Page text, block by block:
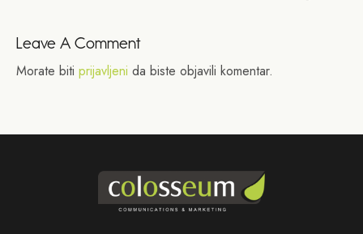
Leave A Comment
Morate biti prijavljeni da biste objavili komentar.